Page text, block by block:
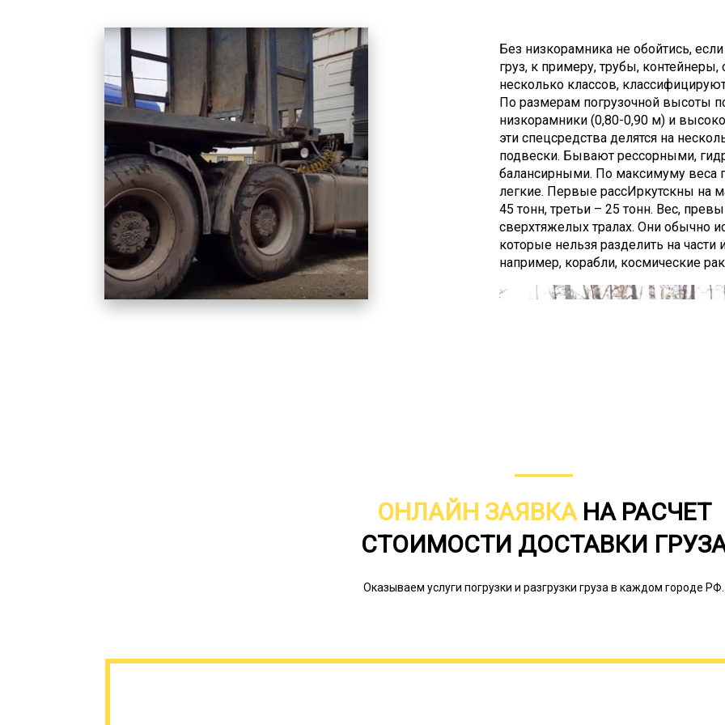
Без низкорамника не обойтись,
груз, к примеру, трубы,
несколько классов,
По размерам погрузочной высоты
низкорамники (0,80-0,90 м) и
эти спецсредства делятся на
подвески. Бывают рессорными,
балансирными. По максимуму веса
легкие. Первые рассИркутскны на
45 тонн, третьи – 25 тонн. Вес,
сверхтяжелых тралах. Они обычно
которые нельзя разделить на
например, корабли, космические
Транспортных компаний много, но
ОНЛАЙН ЗАЯВКАНА РАСЧЕТ
СТОИМОСТИ ДОСТАВКИ
Оказываем услуги погрузки и разгрузки груза в каждом городе РФ.